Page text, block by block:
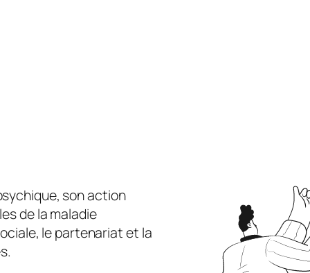
son action
de la maladie
le partenariat et la